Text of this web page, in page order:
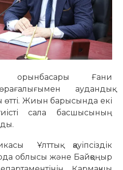
орынбасары Ғани
аудандық
Жиын барысында екі
сала басшысының
Ұлттық қауіпсіздік
облысы және Байқоңыр